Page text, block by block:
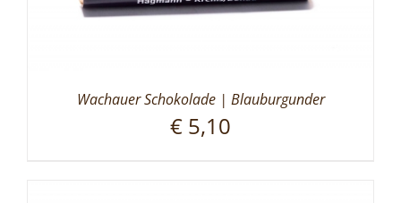
Wachauer Schokolade | Blauburgunder
€ 5,10